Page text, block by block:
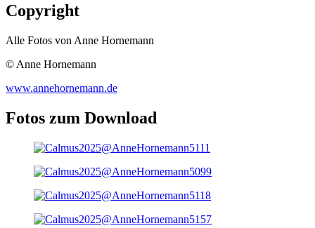
Copyright
Alle Fotos von Anne Hornemann
© Anne Hornemann
www.annehornemann.de
Fotos zum Download